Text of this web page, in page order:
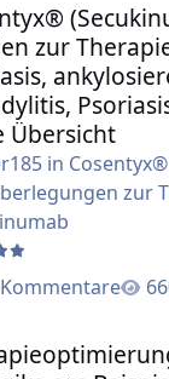
zur
Übersicht
in
zur
bei Biologika